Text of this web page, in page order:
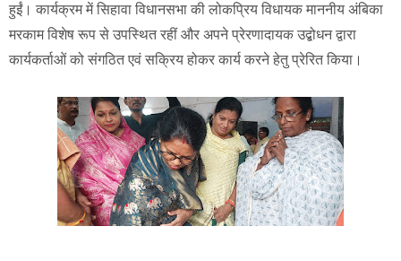
हुईं। कार्यक्रम में सिहावा विधानसभा की लोकप्रिय विधायक माननीय अंबिका
मरकाम विशेष रूप से उपस्थित रहीं और अपने प्रेरणादायक उद्बोधन द्वारा
कार्यकर्ताओं को संगठित एवं सक्रिय होकर कार्य करने हेतु प्रेरित किया।